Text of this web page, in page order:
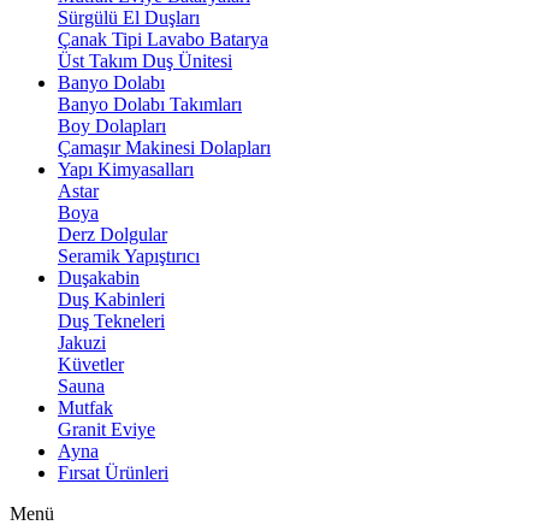
Sürgülü El Duşları
Çanak Tipi Lavabo Batarya
Üst Takım Duş Ünitesi
Banyo Dolabı
Banyo Dolabı Takımları
Boy Dolapları
Çamaşır Makinesi Dolapları
Yapı Kimyasalları
Astar
Boya
Derz Dolgular
Seramik Yapıştırıcı
Duşakabin
Duş Kabinleri
Duş Tekneleri
Jakuzi
Küvetler
Sauna
Mutfak
Granit Eviye
Ayna
Fırsat Ürünleri
Menü